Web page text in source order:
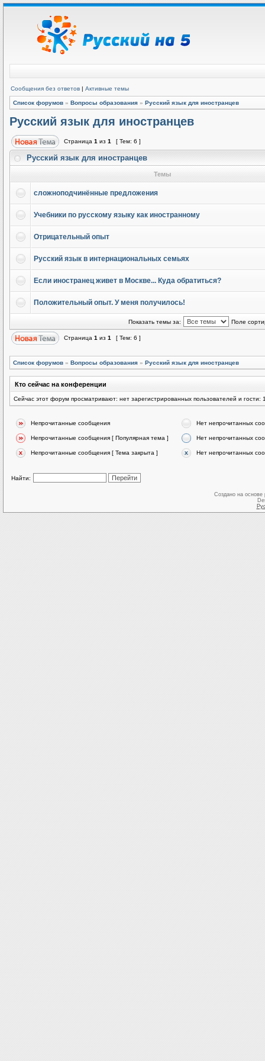
Сообщения без ответов | Активные темы
Список форумов » Вопросы образования » Русский язык для иностранцев
Русский язык для иностранцев
Страница 1 из 1 [ Тем: 6 ]
Русский язык для иностранцев
Темы
сложноподчинённые предложения
Учебники по русскому языку как иностранному
Отрицательный опыт
Русский язык в интернациональных семьях
Если иностранец живет в Москве... Куда обратиться?
Положительный опыт. У меня получилось!
Показать темы за: Поле
Страница 1 из 1 [ Тем: 6 ]
Список форумов » Вопросы образования » Русский язык для иностранцев
Кто сейчас на конференции
Сейчас этот форум просматривают: нет зарегистрированных пользователей и гости:
Непрочитанные сообщения Нет непрочитанных
Непрочитанные сообщения [ Популярная тема ] Нет непрочитанных
Непрочитанные сообщения [ Тема закрыта ] Нет непрочитанных
Найти:
Создано на основе